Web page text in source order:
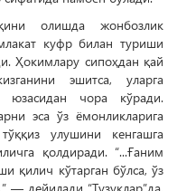
олишда жонбозлик
куфр билан туриши
Ҳокимлару сипоҳдан қай
эшитса, уларга
юзасидан чора кўради.
эса ўз ёмонликларига
улушини кенгашга
қолдиради. “...Ғаним
қилич кўтарган бўлса, ўз